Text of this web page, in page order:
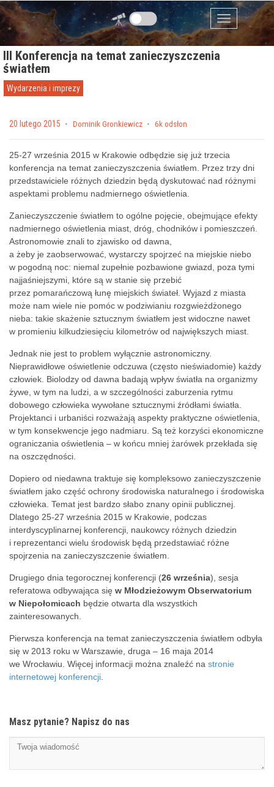
Przejdź do zawartości
Menu
III Konferencja na temat zanieczyszczenia
światłem
Wydarzenia i imprezy
Posted on
20 lutego 2015 by Dominik Gronkiewicz 6k odsłon
25-27 września 2015 w Krakowie odbędzie się już trzecia
konferencja na temat zanieczyszczenia światłem. Przez trzy dni
przedstawiciele różnych dziedzin będą dyskutować nad różnymi
aspektami problemu nadmiernego oświetlenia.
Zanieczyszczenie światłem to ogólne pojęcie, obejmujące efekty
nadmiernego oświetlenia miast, dróg, chodników i pomieszczeń.
Astronomowie znali to zjawisko od dawna,
a żeby je zaobserwować, wystarczy spojrzeć na miejskie niebo
w pogodną noc: niemal zupełnie pozbawione gwiazd, poza tymi
najjaśniejszymi, które są w stanie się przebić
przez pomarańczową łunę miejskich świateł. Wyjazd z miasta
może nam wiele nie pomóc w podziwianiu rozgwieżdżonego
nieba: takie skażenie sztucznym światłem jest widoczne nawet
w promieniu kilkudziesięciu kilometrów od największych miast.
Jednak nie jest to problem wyłącznie astronomiczny.
Nieprawidłowe oświetlenie odczuwa (często nieświadomie) każdy
człowiek. Biolodzy od dawna badają wpływ światła na organizmy
żywe, w tym na ludzi, a w szczególności zaburzenia rytmu
dobowego człowieka wywołane sztucznymi źródłami światła.
Projektanci i urbaniści rozważają aspekty praktyczne oświetlenia,
w tym konsekwencje jego nadmiaru. Są też korzyści ekonomiczne
ograniczania oświetlenia – w końcu mniej żarówek przekłada się
na oszczędności.
Dopiero od niedawna traktuje się kompleksowo zanieczyszczenie
światłem jako część ochrony środowiska naturalnego i środowiska
człowieka. Temat jest bardzo słabo znany opinii publicznej.
Dlatego 25-27 września 2015 w Krakowie, podczas
interdyscyplinarnej konferencji, naukowcy różnych dziedzin
i reprezentanci wielu środowisk będą przedstawiać różne
spojrzenia na zanieczyszczenie światłem.
Drugiego dnia tegorocznej konferencji (26 września), sesja
referatowa odbywająca się w Młodzieżowym Obserwatorium
w Niepołomicach będzie otwarta dla wszystkich
zainteresowanych.
Pierwsza konferencja na temat zanieczyszczenia światłem odbyła
się w 2013 roku w Warszawie, druga – 16 maja 2014
we Wrocławiu. Więcej informacji można znaleźć na stronie
internetowej konferencji
Masz pytanie? Napisz do nas